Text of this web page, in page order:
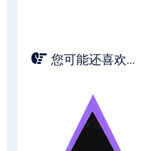
您可能还喜欢...